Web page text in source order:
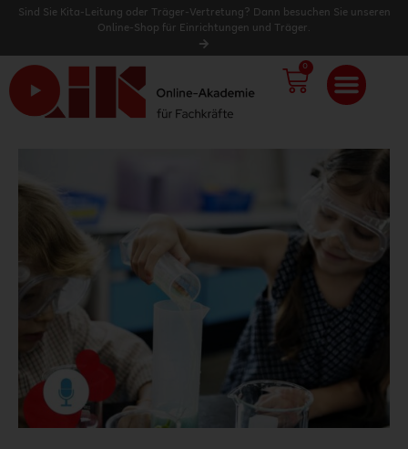
Sind Sie Kita-Leitung oder Träger-Vertretung? Dann besuchen Sie unseren
Online-Shop für Einrichtungen und Träger.
0